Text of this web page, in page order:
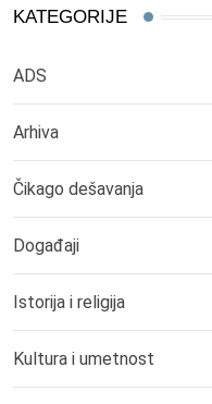
KATEGORIJE
ADS
Arhiva
Čikago dešavanja
Događaji
Istorija i religija
Kultura i umetnost